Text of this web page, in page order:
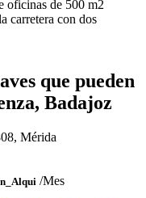
oficinas de 500 m2
carretera con dos
que pueden
Badajoz
/Mes